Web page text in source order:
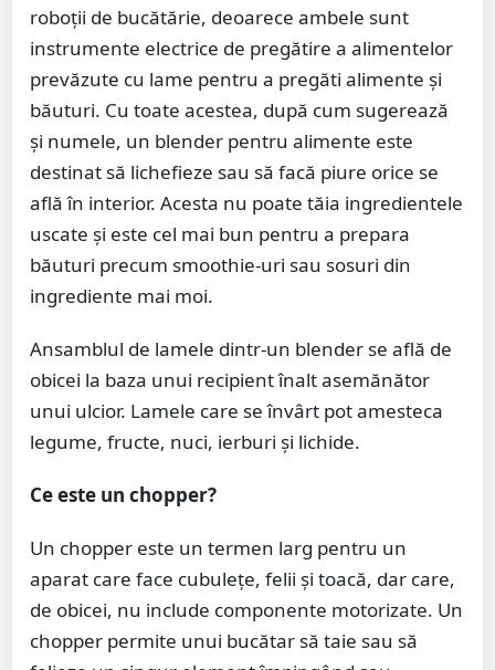
roboții de bucătărie, deoarece ambele sunt
instrumente electrice de pregătire a alimentelor
prevăzute cu lame pentru a pregăti alimente și
băuturi. Cu toate acestea, după cum sugerează
și numele, un blender pentru alimente este
destinat să lichefieze sau să facă piure orice se
află în interior. Acesta nu poate tăia ingredientele
uscate și este cel mai bun pentru a prepara
băuturi precum smoothie-uri sau sosuri din
ingrediente mai moi.
Ansamblul de lamele dintr-un blender se află de
obicei la baza unui recipient înalt asemănător
unui ulcior. Lamele care se învârt pot amesteca
legume, fructe, nuci, ierburi și lichide.
Ce este un chopper?
Un chopper este un termen larg pentru un
aparat care face cubulețe, felii și toacă, dar care,
de obicei, nu include componente motorizate. Un
chopper permite unui bucătar să taie sau să